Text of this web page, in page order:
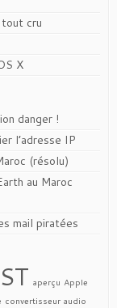
cru
X
danger !
l’adresse IP
(résolu)
au Maroc
mail piratées
aperçu Apple
convertisseur audio